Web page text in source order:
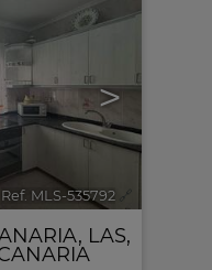
>
Ref. MLS-535792 🔗
LAS,